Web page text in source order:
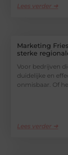
Lees verder ➜
Marketing
sterke
Voor bedrijven
duidelijke en
onmisbaar. Of
Lees verder ➜